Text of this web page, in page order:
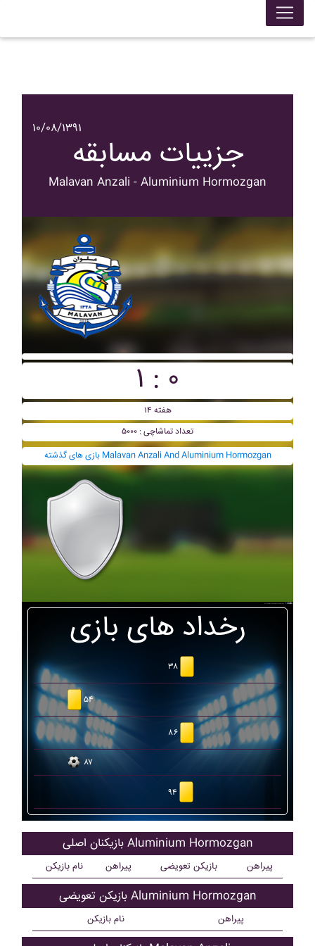
۱۰/۰۸/۱۳۹۱
جزییات مسابقه
Malavan Anzali - Aluminium Hormozgan
۱ : ۰
هفته ۱۴
تعداد تماشاچی : ۵۰۰۰
بازی های گذشته Malavan Anzali And Aluminium Hormozgan
رخداد های بازی
۳۸
۵۴
۸۶
۸۷
۹۴
بازیکنان اصلی Aluminium Hormozgan
نام بازیکن پیراهن بازیکن تعویضی پیراهن
بازیکن تعویضی Aluminium Hormozgan
نام بازیکن پیراهن